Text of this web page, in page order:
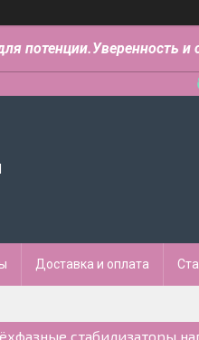
потенции.Уверенность
Доставка и оплата
стабилизаторы